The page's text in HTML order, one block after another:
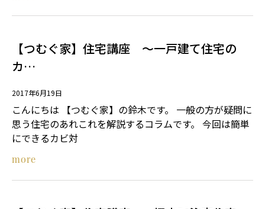
【つむぐ家】住宅講座 ～一戸建て住宅の
カ…
2017年6月19日
こんにちは 【つむぐ家】の鈴木です。 一般の方が疑問に
思う住宅のあれこれを解説するコラムです。 今回は簡単
にできるカビ対
more